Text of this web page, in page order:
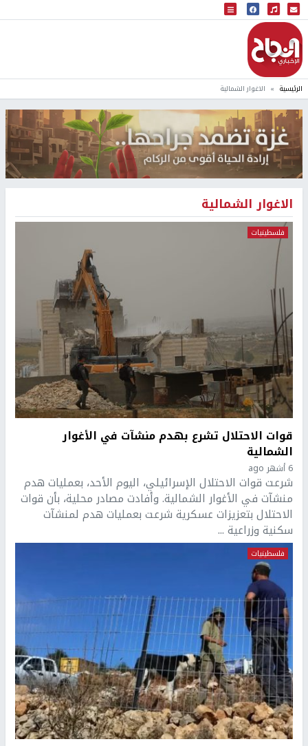
البث المباشر
إذاعة النجاح
الرئيسية الاغوار الشمالية
الاغوار الشمالية
فلسطينيات
قوات الاحتلال تشرع بهدم منشآت في الأغوار
الشمالية
6 أشهر ago
شرعت قوات الاحتلال الإسرائيلي، اليوم الأحد، بعمليات هدم
منشآت في الأغوار الشمالية. وأفادت مصادر محلية، بأن قوات
الاحتلال بتعزيزات عسكرية شرعت بعمليات هدم لمنشآت
سكنية وزراعية ...
فلسطينيات